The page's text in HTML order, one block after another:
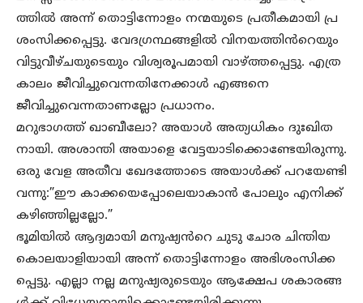
ത്തിൽ അന്ന് തൊട്ടിന്നോളം നന്മയുടെ പ്രതീകമായി പ്ര
ശംസിക്കപ്പെട്ടു. വേദഗ്രന്ഥങ്ങളിൽ വിനയത്തിൻറെയും
വിട്ടുവീഴ്ചയുടെയും വിശ്വരൂപമായി വാഴ്ത്തപ്പെട്ടു. എത്ര
കാലം ജീവിച്ചുവെന്നതിനേക്കാൾ എങ്ങനെ
ജീവിച്ചുവെന്നതാണല്ലോ പ്രധാനം.
മറുഭാഗത്ത് ഖാബീലോ? അയാൾ അത്യധികം ദുഃഖിത
നായി. അശാന്തി അയാളെ വേട്ടയാടിക്കൊണ്ടേയിരുന്നു.
ഒരു വേള അതീവ ഖേദത്തോടെ അയാൾക്ക് പറയേണ്ടി
വന്നു:”ഈ കാക്കയെപ്പോലെയാകാൻ പോലും എനിക്ക്
കഴിഞ്ഞില്ലല്ലോ.”
ഭൂമിയിൽ ആദ്യമായി മനുഷ്യൻറെ ചുടു ചോര ചിന്തിയ
കൊലയാളിയായി അന്ന് തൊട്ടിന്നോളം അഭിശംസിക്ക
പ്പെട്ടു. എല്ലാ നല്ല മനുഷ്യരുടെയും ആക്ഷേപ ശകാരങ്ങ